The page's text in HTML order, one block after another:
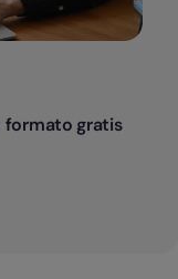
formato gratis